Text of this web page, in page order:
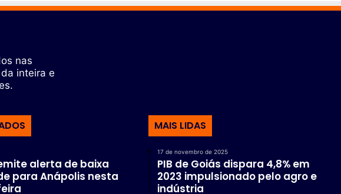
nas
inteira e
alerta de baixa
para Anápolis nesta
MAIS LIDAS
17 de novembro de 2025
PIB de Goiás dispara 4,8% em
2023 impulsionado pelo agro e
indústria